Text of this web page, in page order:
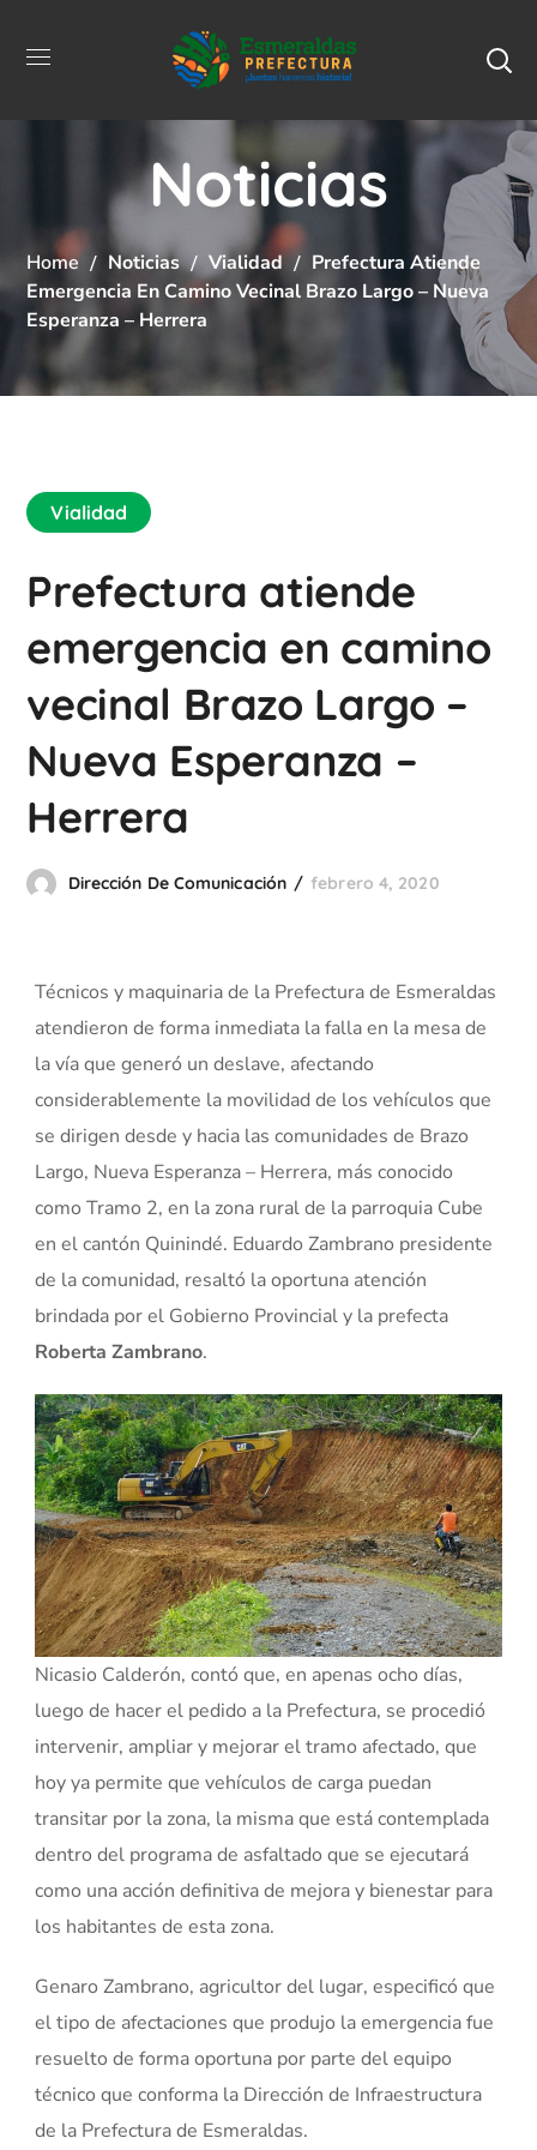
Noticias
Home Noticias Vialidad
Prefectura Atiende
Emergencia En Camino Vecinal Brazo Largo – Nueva
Esperanza – Herrera
Vialidad
Prefectura atiende
emergencia en camino
vecinal Brazo Largo –
Nueva Esperanza –
Herrera
Dirección De Comunicación febrero 4, 2020
Técnicos y maquinaria de la Prefectura de Esmeraldas
atendieron de forma inmediata la falla en la mesa de
la vía que generó un deslave, afectando
considerablemente la movilidad de los vehículos que
se dirigen desde y hacia las comunidades de Brazo
Largo, Nueva Esperanza – Herrera, más conocido
como Tramo 2, en la zona rural de la parroquia Cube
en el cantón Quinindé. Eduardo Zambrano presidente
de la comunidad, resaltó la oportuna atención
brindada por el Gobierno Provincial y la prefecta
Roberta Zambrano.
Nicasio Calderón, contó que, en apenas ocho días,
luego de hacer el pedido a la Prefectura, se procedió
intervenir, ampliar y mejorar el tramo afectado, que
hoy ya permite que vehículos de carga puedan
transitar por la zona, la misma que está contemplada
dentro del programa de asfaltado que se ejecutará
como una acción definitiva de mejora y bienestar para
los habitantes de esta zona.
Genaro Zambrano, agricultor del lugar, especificó que
el tipo de afectaciones que produjo la emergencia fue
resuelto de forma oportuna por parte del equipo
técnico que conforma la Dirección de Infraestructura
de la Prefectura de Esmeraldas.